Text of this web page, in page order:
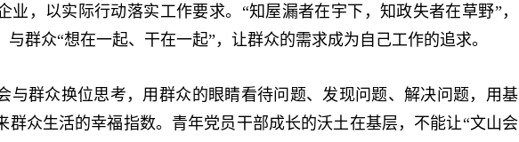
业，以实际行动落实工作要求。“知屋漏者在宇下，知政失者在草野”，
群众“想在一起、干在一起”，让群众的需求成为自己工作的追求。
群众换位思考，用群众的眼睛看待问题、发现问题、解决问题，用基
群众生活的幸福指数。青年党员干部成长的沃土在基层，不能让“文山会